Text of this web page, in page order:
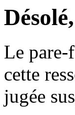
Le pare-
cette
jugée